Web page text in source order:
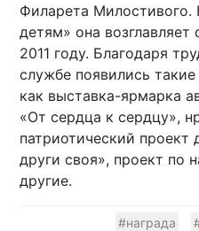
Филарета
детям» она возглавляет
2011 году. Благодаря
службе появились
как выставка-ярмарка
«От сердца к сердцу»,
патриотический проект
други своя», проект по
другие.
#награда